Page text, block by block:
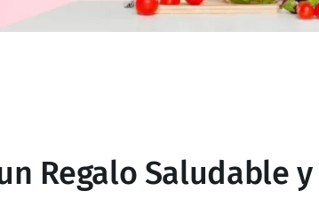
Regalo Saludable